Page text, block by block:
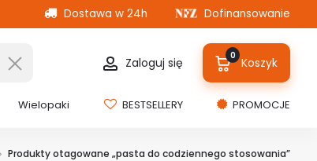
Dostawa w 24h Dofinansowanie
Zaloguj się 0 Koszyk
Wielopaki BESTSELLERY PROMOCJE
Produkty otagowane „pasta do codziennego stosowania”